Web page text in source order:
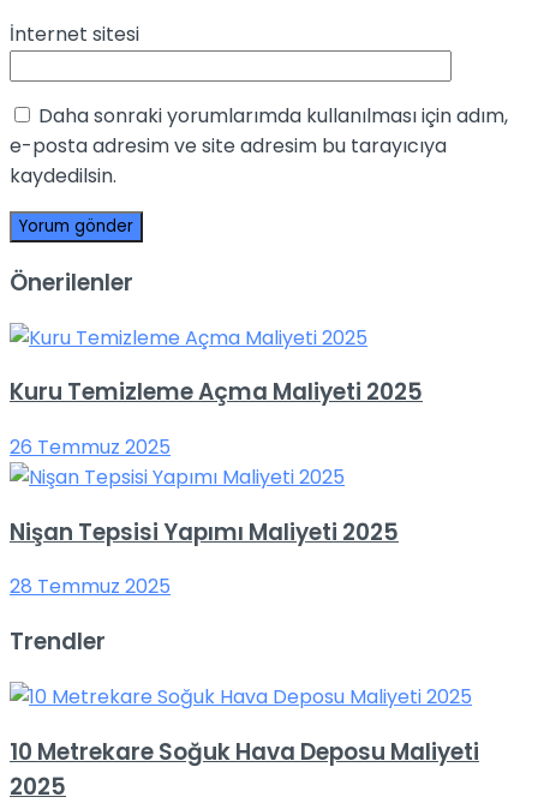
İnternet sitesi
Daha sonraki yorumlarımda kullanılması için adım,
e-posta adresim ve site adresim bu tarayıcıya
kaydedilsin.
Önerilenler
Kuru Temizleme Açma Maliyeti 2025
26 Temmuz 2025
Nişan Tepsisi Yapımı Maliyeti 2025
28 Temmuz 2025
Trendler
10 Metrekare Soğuk Hava Deposu Maliyeti
2025